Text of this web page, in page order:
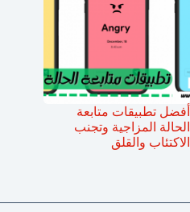
أفضل تطبيقات متابعة
الحالة المزاجية وتجنب
الاكتئاب والقلق